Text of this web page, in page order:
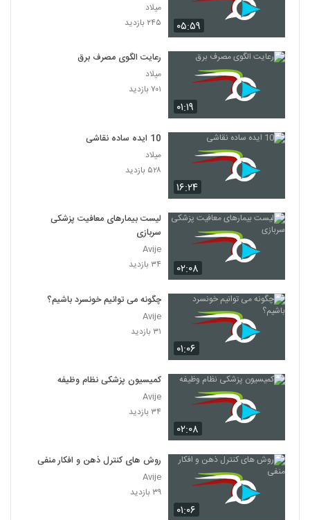
۰۵:۵۹
میلاد
۲۴۵ بازدید
۰۱:۱۹
رعایت الگوی مصرف برق
میلاد
۷۰۱ بازدید
۱۶:۲۴
10 ایده ساده نقاشی
میلاد
۵۲۸ بازدید
۰۲:۰۸
لیست بیمارهای معافیت پزشکی
سربازی
Avije
۳۴ بازدید
۰۱:۰۶
چگونه می توانیم خونسرد باشیم؟
Avije
۳۱ بازدید
۰۲:۰۸
کمیسیون پزشکی نظام وظیفه
Avije
۳۴ بازدید
۰۱:۰۶
روش های کنترل ذهن و افکار منفی
Avije
۳۹ بازدید